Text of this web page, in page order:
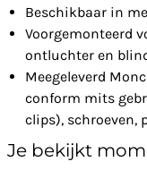
Beschikbaar in
Voorgemonteerd
ontluchter en
Meegeleverd
conform mits
clips), schroeven,
Je bekijkt